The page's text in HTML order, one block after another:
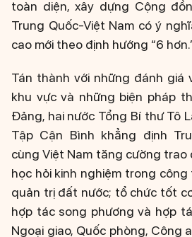
toàn diện, xây dựng Cộng
Trung Quốc-Việt Nam có ý
cao mới theo định hướng “6
Tán thành với những đánh giá
khu vực và những biện pháp
Đảng, hai nước Tổng Bí thư Tô
Tập Cận Bình khẳng định
cùng Việt Nam tăng cường trao
học hỏi kinh nghiệm trong
quản trị đất nước; tổ chức tốt
hợp tác song phương và hợp
Ngoại giao, Quốc phòng, Công